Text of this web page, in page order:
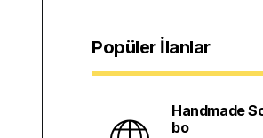
Popüler İlanlar
Handmade
bo